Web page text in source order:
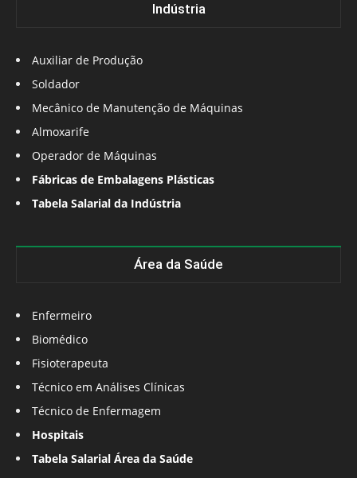
Indústria
Auxiliar de Produção
Soldador
Mecânico de Manutenção de Máquinas
Almoxarife
Operador de Máquinas
Fábricas de Embalagens Plásticas
Tabela Salarial da Indústria
Área da Saúde
Enfermeiro
Biomédico
Fisioterapeuta
Técnico em Análises Clínicas
Técnico de Enfermagem
Hospitais
Tabela Salarial Área da Saúde